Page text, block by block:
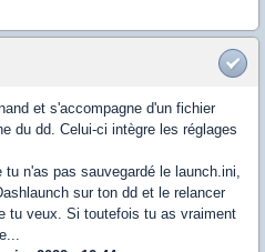
et s'accompagne d'un fichier
du dd. Celui-ci intègre les réglages
n'as pas sauvegardé le launch.ini,
sur ton dd et le relancer
tu veux. Si toutefois tu as vraiment